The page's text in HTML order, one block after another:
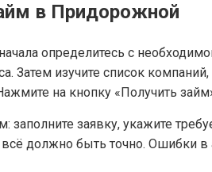
в Придорожной
определитесь с
Затем изучите список
на кнопку «Получить
заполните заявку, укажите
должно быть точно. Ошибки в